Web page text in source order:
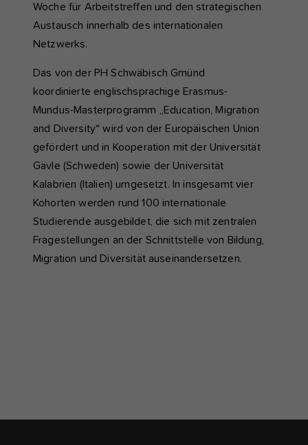
Woche für Arbeitstreffen und den strategischen
Austausch innerhalb des internationalen
Netzwerks.
Das von der PH Schwäbisch Gmünd
koordinierte englischsprachige Erasmus-
Mundus-Masterprogramm „Education, Migration
and Diversity“ wird von der Europäischen Union
gefördert und in Kooperation mit der Universität
Gävle (Schweden) sowie der Universität
Kalabrien (Italien) umgesetzt. In insgesamt vier
Kohorten werden rund 100 internationale
Studierende ausgebildet, die sich mit zentralen
Fragestellungen an der Schnittstelle von Bildung,
Migration und Diversität auseinandersetzen.